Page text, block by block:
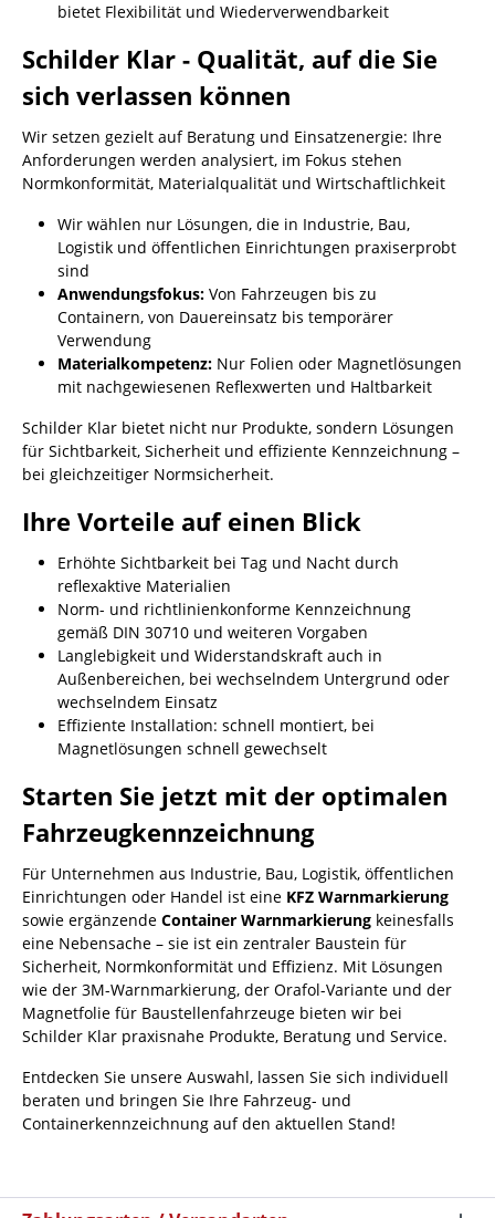
bietet Flexibilität und Wiederverwendbarkeit
Schilder Klar - Qualität, auf die Sie
sich verlassen können
Wir setzen gezielt auf Beratung und Einsatzenergie: Ihre
Anforderungen werden analysiert, im Fokus stehen
Normkonformität, Materialqualität und Wirtschaftlichkeit
Wir wählen nur Lösungen, die in Industrie, Bau,
Logistik und öffentlichen Einrichtungen praxiserprobt
sind
Anwendungsfokus: Von Fahrzeugen bis zu
Containern, von Dauereinsatz bis temporärer
Verwendung
Materialkompetenz: Nur Folien oder Magnetlösungen
mit nachgewiesenen Reflexwerten und Haltbarkeit
Schilder Klar bietet nicht nur Produkte, sondern Lösungen
für Sichtbarkeit, Sicherheit und effiziente Kennzeichnung –
bei gleichzeitiger Normsicherheit.
Ihre Vorteile auf einen Blick
Erhöhte Sichtbarkeit bei Tag und Nacht durch
reflexaktive Materialien
Norm- und richtlinienkonforme Kennzeichnung
gemäß DIN 30710 und weiteren Vorgaben
Langlebigkeit und Widerstandskraft auch in
Außenbereichen, bei wechselndem Untergrund oder
wechselndem Einsatz
Effiziente Installation: schnell montiert, bei
Magnetlösungen schnell gewechselt
Starten Sie jetzt mit der optimalen
Fahrzeugkennzeichnung
Für Unternehmen aus Industrie, Bau, Logistik, öffentlichen
Einrichtungen oder Handel ist eine KFZ Warnmarkierung
sowie ergänzende Container Warnmarkierung keinesfalls
eine Nebensache – sie ist ein zentraler Baustein für
Sicherheit, Normkonformität und Effizienz. Mit Lösungen
wie der 3M-Warnmarkierung, der Orafol-Variante und der
Magnetfolie für Baustellenfahrzeuge bieten wir bei
Schilder Klar praxisnahe Produkte, Beratung und Service.
Entdecken Sie unsere Auswahl, lassen Sie sich individuell
beraten und bringen Sie Ihre Fahrzeug- und
Containerkennzeichnung auf den aktuellen Stand!